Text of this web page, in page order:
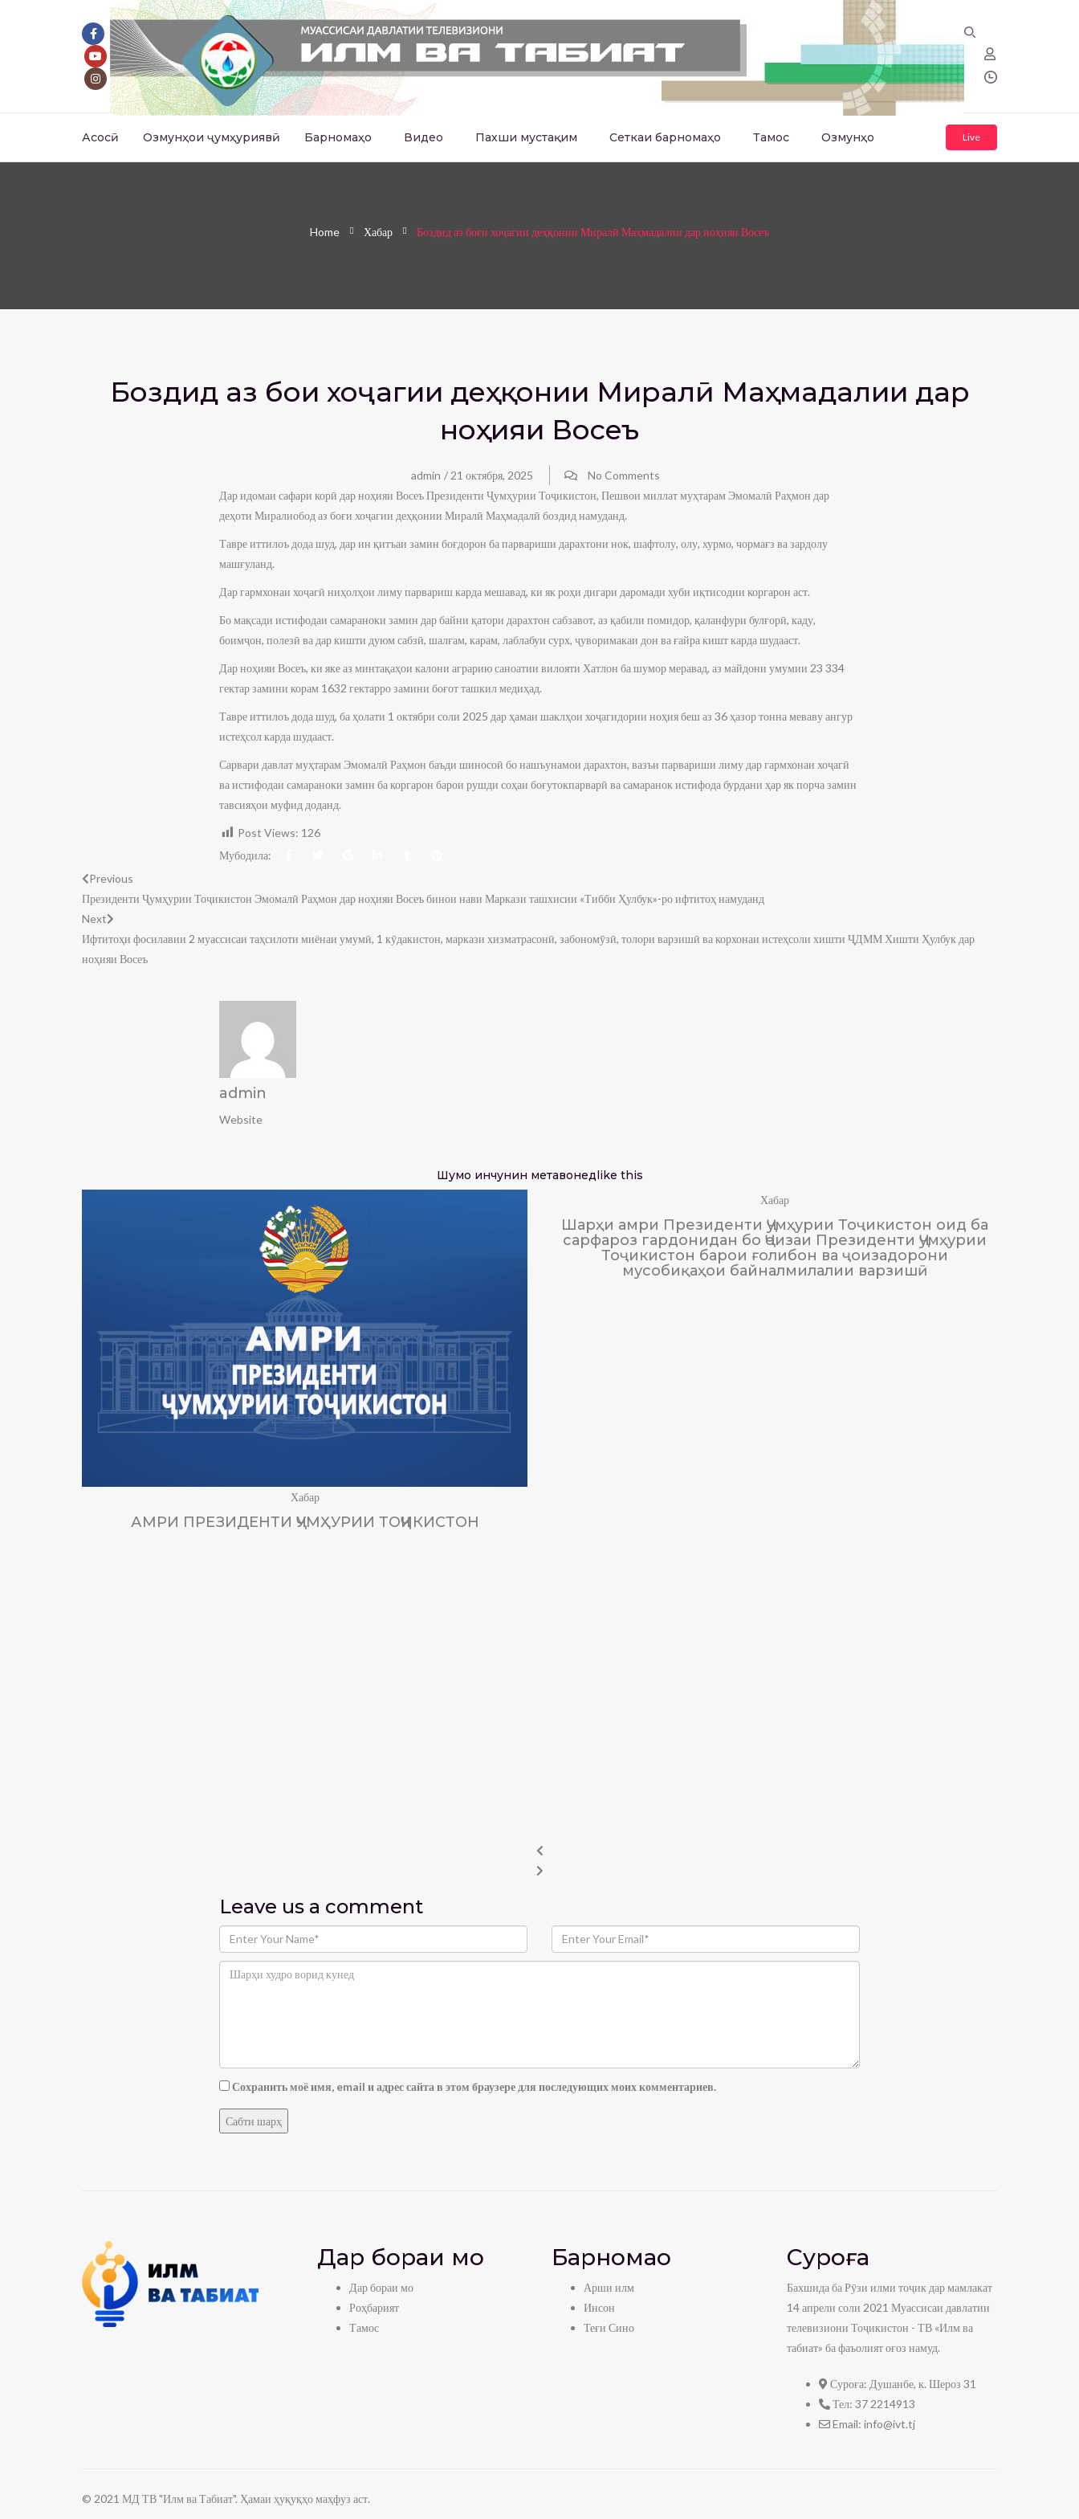
Асосӣ Озмунҳои ҷумҳуриявӣ Барномаҳо Видео Пахши мустақим Сеткаи барномаҳо Тамос Озмунҳо Live
Home Хабар Боздид аз боғи хоҷагии деҳқонии Миралӣ Маҳмадалии дар ноҳияи Восеъ
Боздид аз боғи хоҷагии деҳқонии Миралӣ Маҳмадалии дар
ноҳияи Восеъ
admin / 21 октября, 2025
No Comments
​Дар идомаи сафари корӣ дар ноҳияи Восеъ Президенти Ҷумҳурии Тоҷикистон, Пешвои миллат муҳтарам Эмомалӣ Раҳмон дар
деҳоти Миралиобод аз боғи хоҷагии деҳқонии Миралӣ Маҳмадалӣ боздид намуданд.
​Тавре иттилоъ дода шуд, дар ин қитъаи замин боғдорон ба парвариши дарахтони нок, шафтолу, олу, хурмо, чормағз ва зардолу
машғуланд.
​Дар гармхонаи хоҷагӣ ниҳолҳои лиму парвариш карда мешавад, ки як роҳи дигари даромади хуби иқтисодии коргарон аст.
​Бо мақсади истифодаи самараноки замин дар байни қатори дарахтон сабзавот, аз қабили помидор, қаланфури булғорӣ, каду,
боимҷон, полезӣ ва дар кишти дуюм сабзӣ, шалғам, карам, лаблабуи сурх, ҷуворимакаи дон ва ғайра кишт карда шудааст.
​Дар ноҳияи Восеъ, ки яке аз минтақаҳои калони аграрию саноатии вилояти Хатлон ба шумор меравад, аз майдони умумии 23 334
гектар замини корам 1632 гектарро замини боғот ташкил медиҳад.
​Тавре иттилоъ дода шуд, ба ҳолати 1 октябри соли 2025 дар ҳамаи шаклҳои хоҷагидории ноҳия беш аз 36 ҳазор тонна меваву ангур
истеҳсол карда шудааст.
​Сарвари давлат муҳтарам Эмомалӣ Раҳмон баъди шиносоӣ бо нашъунамои дарахтон, вазъи парвариши лиму дар гармхонаи хоҷагӣ
ва истифодаи самараноки замин ба коргарон барои рушди соҳаи боғутокпарварӣ ва самаранок истифода бурдани ҳар як порча замин
тавсияҳои муфид доданд.
Post Views: 126
Мубодила:
Previous
Президенти Ҷумҳурии Тоҷикистон Эмомалӣ Раҳмон дар ноҳияи Восеъ бинои нави Маркази ташхисии «Тибби Ҳулбук»-ро ифтитоҳ намуданд
Next
Ифтитоҳи фосилавии 2 муассисаи таҳсилоти миёнаи умумӣ, 1 кӯдакистон, маркази хизматрасонӣ, забономӯзӣ, толори варзишӣ ва корхонаи истеҳсоли хишти ҶДММ Хишти Ҳулбук дар
ноҳияи Восеъ
admin
Website
Шумо инчунин метавонедlike this
Хабар
АМРИ ПРЕЗИДЕНТИ ҶУМҲУРИИ ТОҶИКИСТОН
Хабар
Шарҳи амри Президенти Ҷумҳурии Тоҷикистон оид ба
сарфароз гардонидан бо Ҷоизаи Президенти Ҷумҳурии
Тоҷикистон барои ғолибон ва ҷоизадорони
мусобиқаҳои байналмилалии варзишӣ
Leave us a comment
Сохранить моё имя, email и адрес сайта в этом браузере для последующих моих комментариев.
Дар бораи мо
Дар бораи мо
Роҳбарият
Тамос
Барномаҳо
Арши илм
Инсон
Теғи Сино
Суроға
Бахшида ба Рӯзи илми тоҷик дар мамлакат
14 апрели соли 2021 Муассисаи давлатии
телевизиони Тоҷикистон - ТВ «Илм ва
табиат» ба фаъолият оғоз намуд.
Суроға: Душанбе, к. Шероз 31
Тел: 37 2214913
Email: info@ivt.tj
© 2021 МД ТВ "Илм ва Табиат". Ҳамаи ҳуқуқҳо маҳфуз аст.